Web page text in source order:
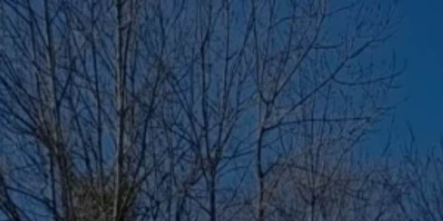
Panneau de gestion des cookies